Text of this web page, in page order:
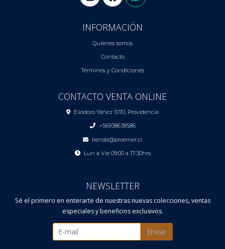
INFORMACIÓN
Quiénes somos
Contacto
Términos y Condiciones
CONTACTO VENTA ONLINE
Eliodoro Yáñez 1070, Providencia
+56938638586
tienda@proemer.cl
Lun a Vie 09:00 a 17:30hrs
NEWSLETTER
Sé el primero en enterarte de nuestras nuevas colecciones, ventas
especiales y beneficios exclusivos.
Enviar